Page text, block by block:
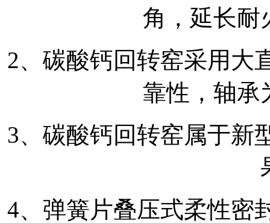
角，延长耐
2、碳酸钙回转窑采用大
靠性，轴承
3、碳酸钙回转窑属于新
4、弹簧片叠压式柔性密